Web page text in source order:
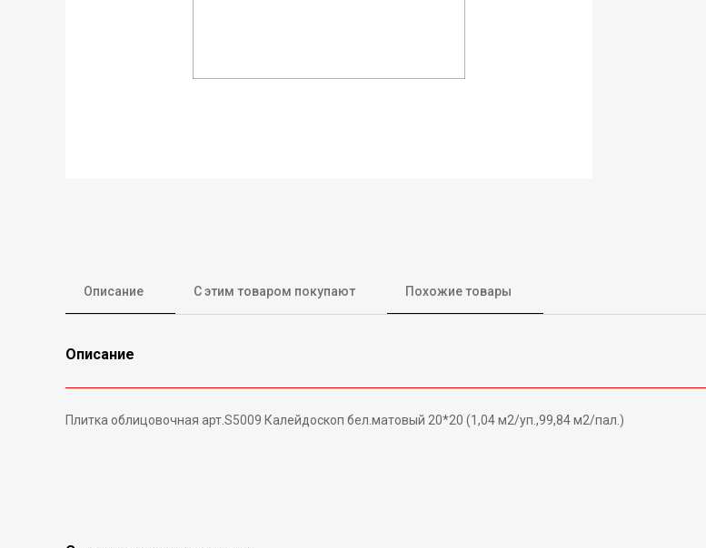
Описание С этим товаром покупают Похожие товары
Описание
Плитка облицовочная арт.S5009 Калейдоскоп бел.матовый 20*20 (1,04 м2/уп.,99,84 м2/пал.)